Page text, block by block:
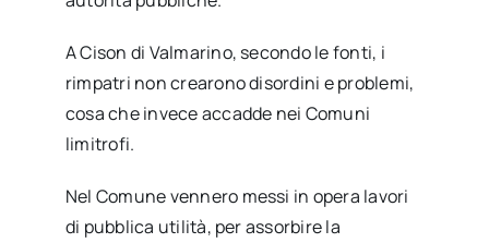
A Cison di Valmarino, secondo le fonti, i
rimpatri non crearono disordini e problemi,
cosa che invece accadde nei Comuni
limitrofi.
Nel Comune vennero messi in opera lavori
di pubblica utilità, per assorbire la